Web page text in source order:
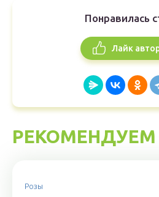
Понравилась
Лайк
РЕКОМЕНДУЕМ
Розы